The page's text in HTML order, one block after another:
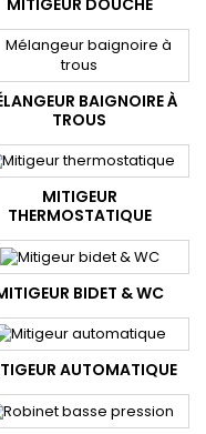
BAIGNOIRE À
TROUS
MITIGEUR
THERMOSTATIQUE
BIDET & WC
AUTOMATIQUE